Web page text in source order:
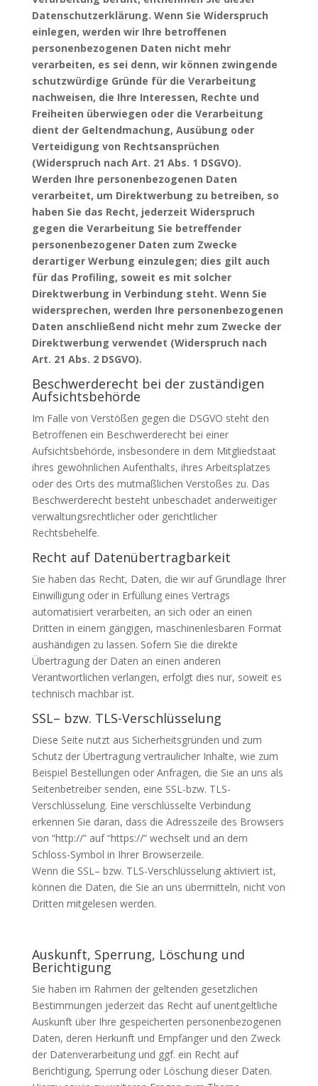
Datenschutzerklärung. Wenn Sie Widerspruch
einlegen, werden wir Ihre betroffenen
personenbezogenen Daten nicht mehr
verarbeiten, es sei denn, wir können zwingende
schutzwürdige Gründe für die Verarbeitung
nachweisen, die Ihre Interessen, Rechte und
Freiheiten überwiegen oder die Verarbeitung
dient der Geltendmachung, Ausübung oder
Verteidigung von Rechtsansprüchen
(Widerspruch nach Art. 21 Abs. 1 DSGVO).
Werden Ihre personenbezogenen Daten
verarbeitet, um Direktwerbung zu betreiben, so
haben Sie das Recht, jederzeit Widerspruch
gegen die Verarbeitung Sie betreffender
personenbezogener Daten zum Zwecke
derartiger Werbung einzulegen; dies gilt auch
für das Profiling, soweit es mit solcher
Direktwerbung in Verbindung steht. Wenn Sie
widersprechen, werden Ihre personenbezogenen
Daten anschließend nicht mehr zum Zwecke der
Direktwerbung verwendet (Widerspruch nach
Art. 21 Abs. 2 DSGVO).
Beschwerderecht bei der zuständigen
Aufsichtsbehörde
Im Falle von Verstößen gegen die DSGVO steht den
Betroffenen ein Beschwerderecht bei einer
Aufsichtsbehörde, insbesondere in dem Mitgliedstaat
ihres gewöhnlichen Aufenthalts, ihres Arbeitsplatzes
oder des Orts des mutmaßlichen Verstoßes zu. Das
Beschwerderecht besteht unbeschadet anderweitiger
verwaltungsrechtlicher oder gerichtlicher
Rechtsbehelfe.
Recht auf Datenübertragbarkeit
Sie haben das Recht, Daten, die wir auf Grundlage Ihrer
Einwilligung oder in Erfüllung eines Vertrags
automatisiert verarbeiten, an sich oder an einen
Dritten in einem gängigen, maschinenlesbaren Format
aushändigen zu lassen. Sofern Sie die direkte
Übertragung der Daten an einen anderen
Verantwortlichen verlangen, erfolgt dies nur, soweit es
technisch machbar ist.
SSL– bzw. TLS-Verschlüsselung
Diese Seite nutzt aus Sicherheitsgründen und zum
Schutz der Übertragung vertraulicher Inhalte, wie zum
Beispiel Bestellungen oder Anfragen, die Sie an uns als
Seitenbetreiber senden, eine SSL-bzw. TLS-
Verschlüsselung. Eine verschlüsselte Verbindung
erkennen Sie daran, dass die Adresszeile des Browsers
von “http://” auf “https://” wechselt und an dem
Schloss-Symbol in Ihrer Browserzeile.
Wenn die SSL– bzw. TLS-Verschlüsselung aktiviert ist,
können die Daten, die Sie an uns übermitteln, nicht von
Dritten mitgelesen werden.
Auskunft, Sperrung, Löschung und
Berichtigung
Sie haben im Rahmen der geltenden gesetzlichen
Bestimmungen jederzeit das Recht auf unentgeltliche
Auskunft über Ihre gespeicherten personenbezogenen
Daten, deren Herkunft und Empfänger und den Zweck
der Datenverarbeitung und ggf. ein Recht auf
Berichtigung, Sperrung oder Löschung dieser Daten.